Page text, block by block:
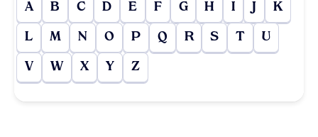
A B C D E F G H I J K
L M N O P Q R S T U
V W X Y Z